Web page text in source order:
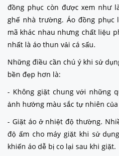
đồng phục còn được xem như
ghế nhà trường. Áo đồng phục
mã khác nhau nhưng chất liệu
nhất là áo thun vải cá sấu.
Những điều cần chú ý khi sử
bền đẹp hơn là:
- Không giặt chung với những
ảnh hưởng màu sắc tự nhiên
- Giặt áo ở nhiệt độ thường.
độ ấm cho máy giặt khi sử
khiến áo dễ bị co lại sau khi giặt.